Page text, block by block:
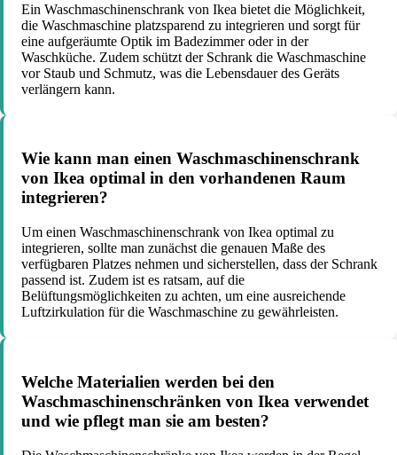
Ein Waschmaschinenschrank von Ikea bietet die Möglichkeit,
die Waschmaschine platzsparend zu integrieren und sorgt für
eine aufgeräumte Optik im Badezimmer oder in der
Waschküche. Zudem schützt der Schrank die Waschmaschine
vor Staub und Schmutz, was die Lebensdauer des Geräts
verlängern kann.
Wie kann man einen Waschmaschinenschrank
von Ikea optimal in den vorhandenen Raum
integrieren?
Um einen Waschmaschinenschrank von Ikea optimal zu
integrieren, sollte man zunächst die genauen Maße des
verfügbaren Platzes nehmen und sicherstellen, dass der Schrank
passend ist. Zudem ist es ratsam, auf die
Belüftungsmöglichkeiten zu achten, um eine ausreichende
Luftzirkulation für die Waschmaschine zu gewährleisten.
Welche Materialien werden bei den
Waschmaschinenschränken von Ikea verwendet
und wie pflegt man sie am besten?